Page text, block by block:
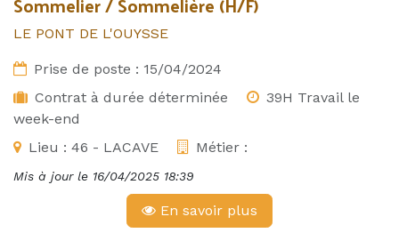
LE PONT DE L'OUYSSE
Prise de poste : 15/04/2024
Contrat à durée déterminée
39H Travail le
week-end
Lieu : 46 - LACAVE Métier :
Mis à jour le 16/04/2025 18:39
En savoir plus